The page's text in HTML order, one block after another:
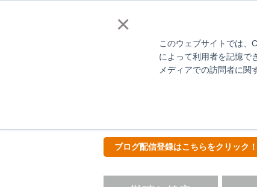
×
このウェブサイトでは、
によって利用者を記憶で
メディアでの訪問者に関
ブログ配信登録はこちらをクリック！